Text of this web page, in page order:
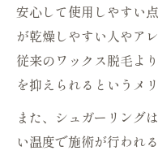
安心して使用しやすい
が乾燥しやすい人やア
従来のワックス脱毛よ
を抑えられるというメ
また、シュガーリング
い温度で施術が行われ